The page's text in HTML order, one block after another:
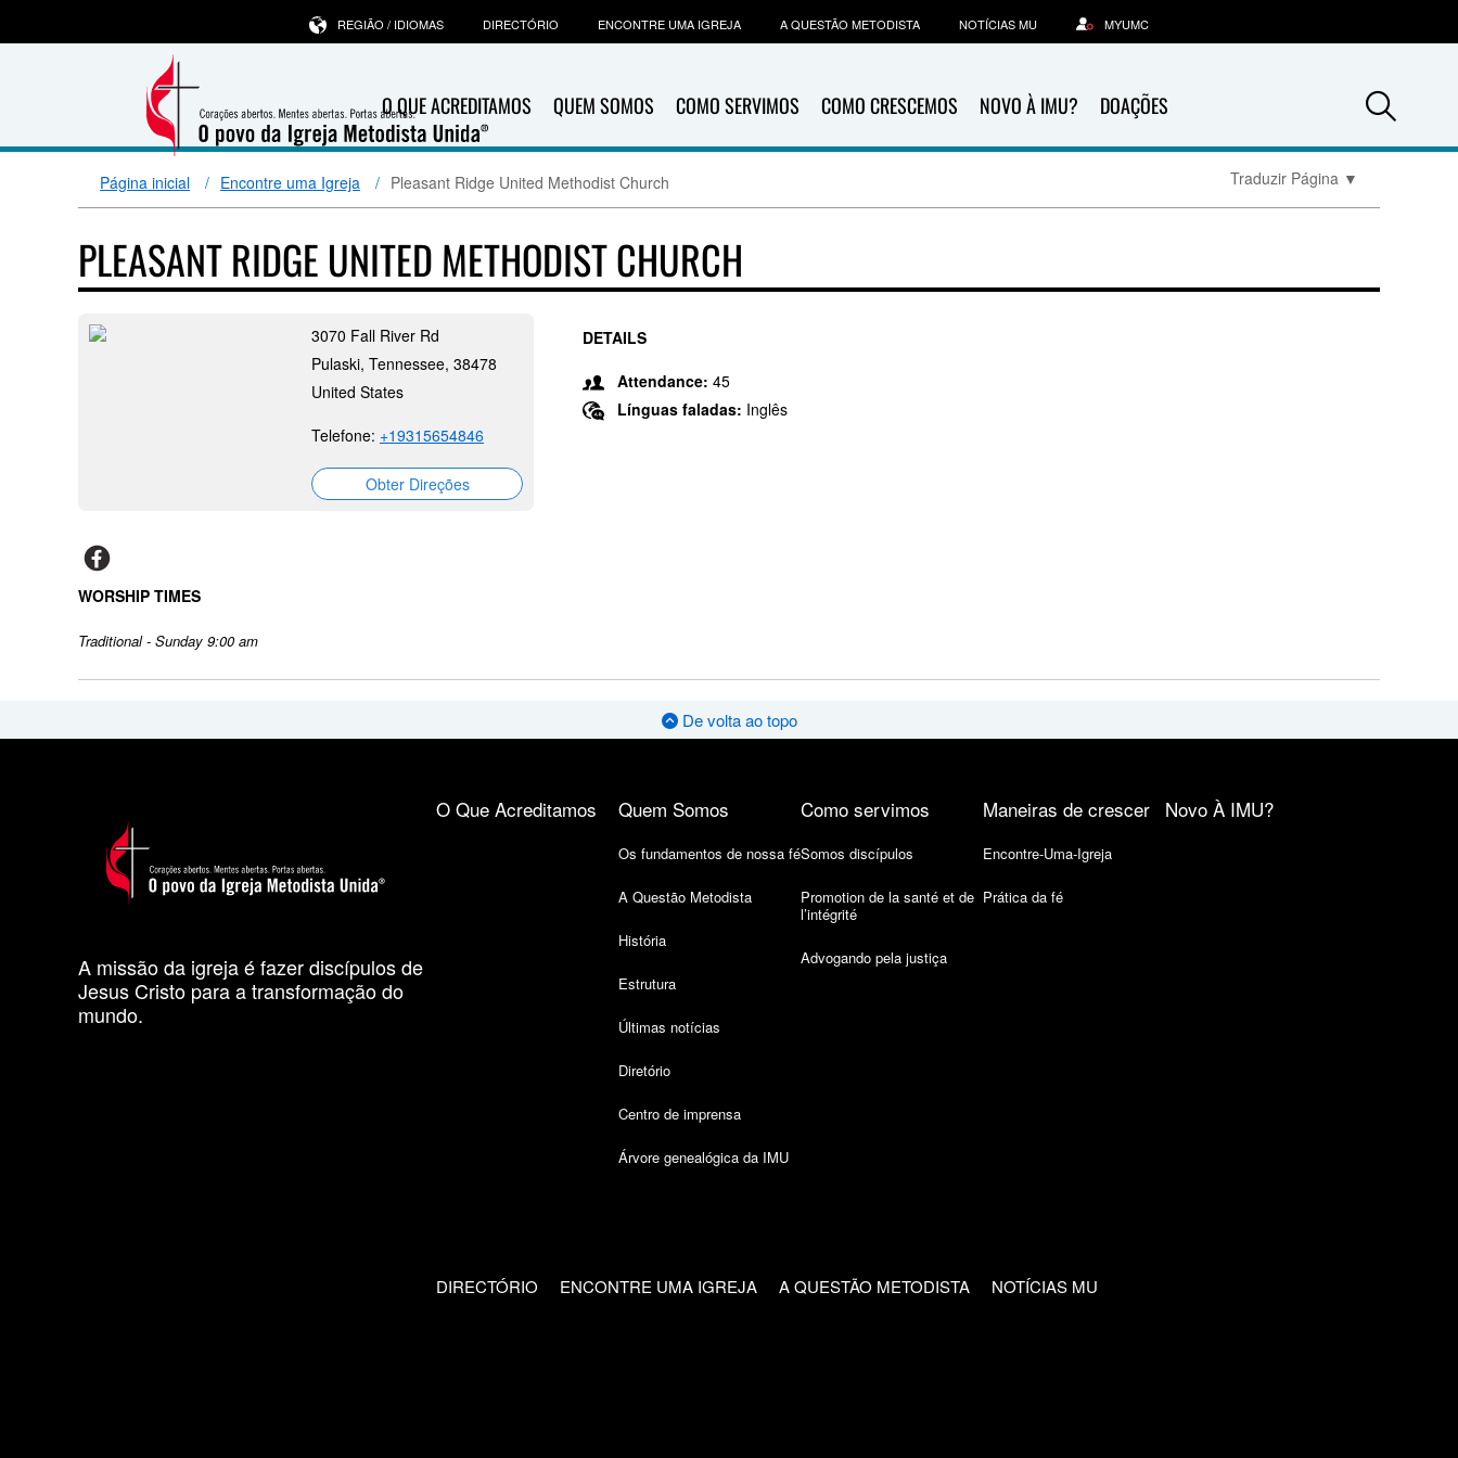
O QUE ACREDITAMOS QUEM SOMOS COMO SERVIMOS COMO CRESCEMOS NOVO À IMU? DOAÇÕES
REGIÃO / IDIOMAS DIRECTÓRIO ENCONTRE UMA IGREJA A QUESTÃO METODISTA NOTÍCIAS MU MYUMC
Página inicial Encontre uma Igreja Pleasant Ridge United Methodist Church Traduzir Página ▼
PLEASANT RIDGE UNITED METHODIST CHURCH
3070 Fall River Rd
Pulaski, Tennessee, 38478
United States
Telefone: +19315654846
Obter Direções
WORSHIP TIMES
Traditional - Sunday 9:00 am
DETAILS
Attendance: 45
Línguas faladas: Inglês
De volta ao topo
A missão da igreja é fazer discípulos de
Jesus Cristo para a transformação do
mundo.
O Que Acreditamos Quem Somos
Os fundamentos de nossa fé
A Questão Metodista
História
Estrutura
Últimas notícias
Diretório
Centro de imprensa
Árvore genealógica da IMU
Como servimos
Somos discípulos
Promotion de la santé et de
l’intégrité
Advogando pela justiça
Maneiras de crescer
Encontre-Uma-Igreja
Prática da fé
Novo À IMU?
DIRECTÓRIO ENCONTRE UMA IGREJA A QUESTÃO METODISTA NOTÍCIAS MU